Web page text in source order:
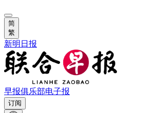
简
繁
新明日报
早报俱乐部电子报
订阅